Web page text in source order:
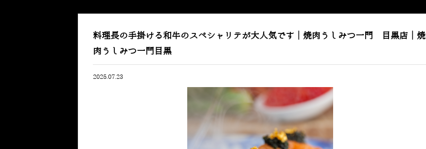
料理長の手掛ける和牛のスペシャリテが大人気です｜焼肉うしみつ一門 目黒店｜焼
肉うしみつ一門目黒
2025.07.23